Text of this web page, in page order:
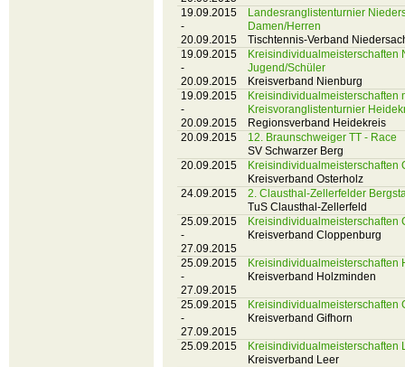
19.09.2015
-
20.09.2015
Landesranglistenturnier
Damen/Herren
Tischtennis-Verband
19.09.2015
-
20.09.2015
Kreisindividualmeisterschaften
Jugend/Schüler
Kreisverband Nienburg
19.09.2015
-
20.09.2015
Kreisindividualmeisterschaften
Kreisvoranglistenturnier
Regionsverband Heidekreis
20.09.2015
12. Braunschweiger TT - Race
SV Schwarzer Berg
20.09.2015
Kreisindividualmeisterschaften
Kreisverband Osterholz
24.09.2015
2. Clausthal-Zellerfelder
TuS Clausthal-Zellerfeld
25.09.2015
-
27.09.2015
Kreisindividualmeisterschaften
Kreisverband Cloppenburg
25.09.2015
-
27.09.2015
Kreisindividualmeisterschaften
Kreisverband Holzminden
25.09.2015
-
27.09.2015
Kreisindividualmeisterschaften
Kreisverband Gifhorn
25.09.2015
Kreisindividualmeisterschaften
Kreisverband Leer